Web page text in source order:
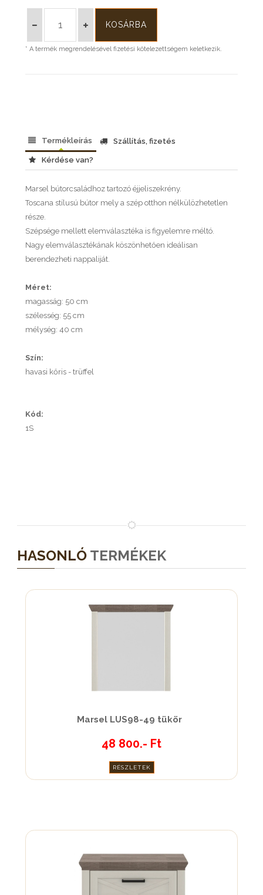
* A termék megrendelésével fizetési kötelezettségem keletkezik.
Termékleírás Szállítás, fizetés
Kérdése van?
Marsel bútorcsaládhoz tartozó éjjeliszekrény.
Toscana stílusú bútor mely a szép otthon nélkülözhetetlen
része.
Szépsége mellett elemválasztéka is figyelemre méltó.
Nagy elemválasztékának köszönhetően ideálisan
berendezheti nappaliját.
Méret:
magasság: 50 cm
szélesség: 55 cm
mélység: 40 cm
Szín:
havasi kőris - trüffel
Kód:
1S
HASONLÓ TERMÉKEK
Marsel LUS98-49 tükör
48 800.- Ft
RÉSZLETEK